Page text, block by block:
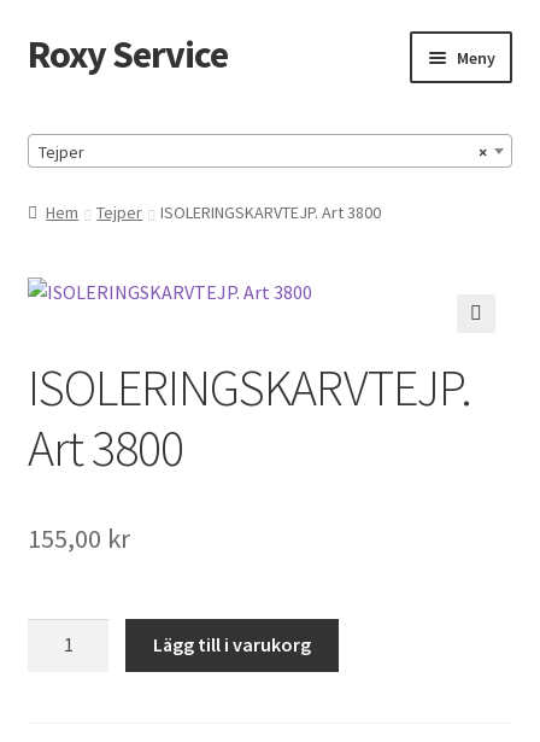
Hoppa
till
Hoppa
till
Roxy Service Meny
Köpvillkor
Mitt konto
Till kassan
×
Tejper
Hem Tejper ISOLERINGSKARVTEJP. Art 3800
ISOLERINGSKARVTEJP.
Art 3800
155,00 kr
Lägg till i varukorg